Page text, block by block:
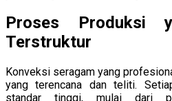
Proses Produksi
Terstruktur
Konveksi seragam yang
yang terencana dan teliti.
standar tinggi, mulai dari